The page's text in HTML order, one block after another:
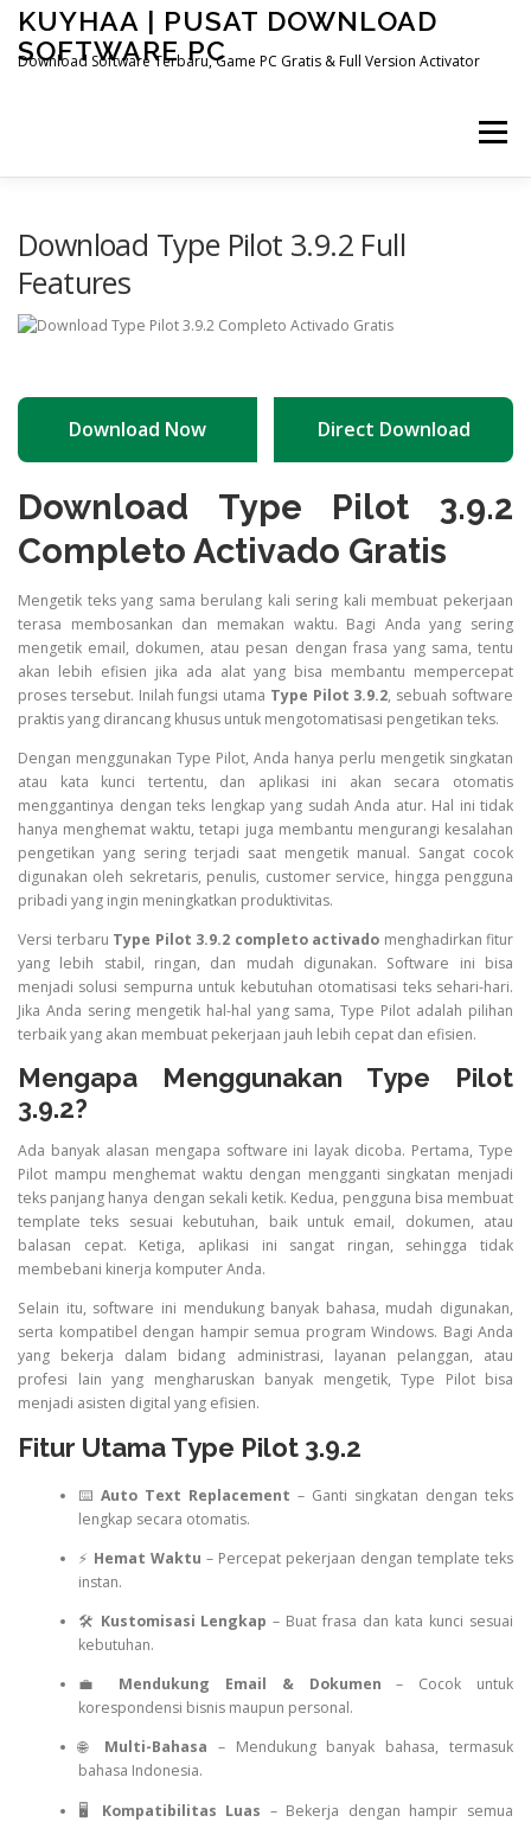
Skip
content
KUYHAA | PUSAT DOWNLOAD
SOFTWARE PC
Download Software Terbaru, Game PC Gratis & Full Version Activator
Menu
Download Type Pilot 3.9.2 Full
Features
Download Now Direct Download
Download Type Pilot 3.9.2
Completo Activado Gratis
Mengetik teks yang sama berulang kali sering kali membuat pekerjaan
terasa membosankan dan memakan waktu. Bagi Anda yang sering
mengetik email, dokumen, atau pesan dengan frasa yang sama, tentu
akan lebih efisien jika ada alat yang bisa membantu mempercepat
proses tersebut. Inilah fungsi utama Type Pilot 3.9.2, sebuah software
praktis yang dirancang khusus untuk mengotomatisasi pengetikan teks.
Dengan menggunakan Type Pilot, Anda hanya perlu mengetik singkatan
atau kata kunci tertentu, dan aplikasi ini akan secara otomatis
menggantinya dengan teks lengkap yang sudah Anda atur. Hal ini tidak
hanya menghemat waktu, tetapi juga membantu mengurangi kesalahan
pengetikan yang sering terjadi saat mengetik manual. Sangat cocok
digunakan oleh sekretaris, penulis, customer service, hingga pengguna
pribadi yang ingin meningkatkan produktivitas.
Versi terbaru Type Pilot 3.9.2 completo activado menghadirkan fitur
yang lebih stabil, ringan, dan mudah digunakan. Software ini bisa
menjadi solusi sempurna untuk kebutuhan otomatisasi teks sehari-hari.
Jika Anda sering mengetik hal-hal yang sama, Type Pilot adalah pilihan
terbaik yang akan membuat pekerjaan jauh lebih cepat dan efisien.
Mengapa Menggunakan Type Pilot
3.9.2?
Ada banyak alasan mengapa software ini layak dicoba. Pertama, Type
Pilot mampu menghemat waktu dengan mengganti singkatan menjadi
teks panjang hanya dengan sekali ketik. Kedua, pengguna bisa membuat
template teks sesuai kebutuhan, baik untuk email, dokumen, atau
balasan cepat. Ketiga, aplikasi ini sangat ringan, sehingga tidak
membebani kinerja komputer Anda.
Selain itu, software ini mendukung banyak bahasa, mudah digunakan,
serta kompatibel dengan hampir semua program Windows. Bagi Anda
yang bekerja dalam bidang administrasi, layanan pelanggan, atau
profesi lain yang mengharuskan banyak mengetik, Type Pilot bisa
menjadi asisten digital yang efisien.
Fitur Utama Type Pilot 3.9.2
⌨️ Auto Text Replacement – Ganti singkatan dengan teks
lengkap secara otomatis.
⚡ Hemat Waktu – Percepat pekerjaan dengan template teks
instan.
🛠️ Kustomisasi Lengkap – Buat frasa dan kata kunci sesuai
kebutuhan.
💼 Mendukung Email & Dokumen – Cocok untuk
korespondensi bisnis maupun personal.
🌐 Multi-Bahasa – Mendukung banyak bahasa, termasuk
bahasa Indonesia.
🖥️ Kompatibilitas Luas – Bekerja dengan hampir semua